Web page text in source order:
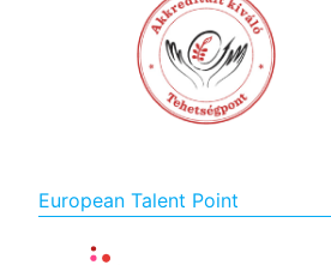
European Talent Point